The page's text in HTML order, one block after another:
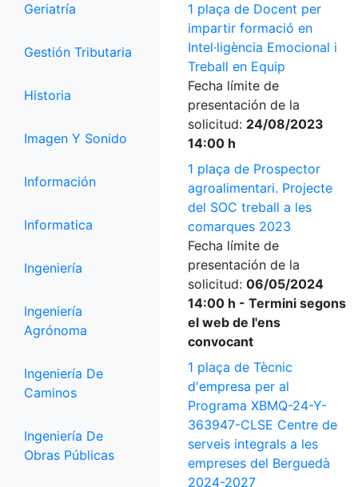
Geriatría
Gestión Tributaria
Historia
Imagen Y Sonido
Información
Informatica
Ingeniería
Ingeniería
Agrónoma
Ingeniería De
Caminos
Ingeniería De
Obras Públicas
1 plaça de Docent per
impartir formació en
Intel·ligència Emocional i
Treball en Equip
Fecha límite de
presentación de la
solicitud: 24/08/2023
14:00 h
1 plaça de Prospector
agroalimentari. Projecte
del SOC treball a les
comarques 2023
Fecha límite de
presentación de la
solicitud: 06/05/2024
14:00 h - Termini segons
el web de l'ens
convocant
1 plaça de Tècnic
d'empresa per al
Programa XBMQ-24-Y-
363947-CLSE Centre de
serveis integrals a les
empreses del Berguedà
2024-2027